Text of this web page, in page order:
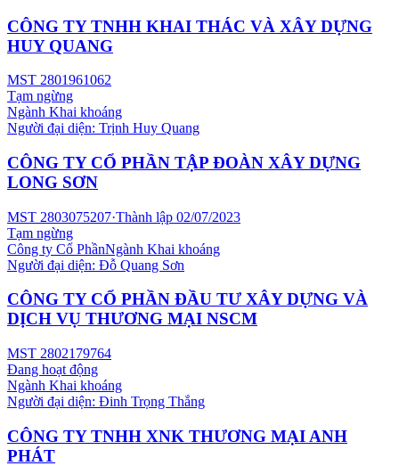
CÔNG TY TNHH KHAI THÁC VÀ XÂY DỰNG
HUY QUANG
MST 2801961062
Tạm ngừng
Ngành Khai khoáng
Người đại diện: Trịnh Huy Quang
CÔNG TY CỔ PHẦN TẬP ĐOÀN XÂY DỰNG
LONG SƠN
MST 2803075207·Thành lập 02/07/2023
Tạm ngừng
Công ty Cổ PhầnNgành Khai khoáng
Người đại diện: Đỗ Quang Sơn
CÔNG TY CỔ PHẦN ĐẦU TƯ XÂY DỰNG VÀ
DỊCH VỤ THƯƠNG MẠI NSCM
MST 2802179764
Đang hoạt động
Ngành Khai khoáng
Người đại diện: Đinh Trọng Thắng
CÔNG TY TNHH XNK THƯƠNG MẠI ANH
PHÁT